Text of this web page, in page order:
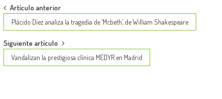
Post
navigation
Artículo anterior
Plácido Díez analiza la tragedia de ‘Mcbeth’, de William Shakespeare
Siguiente artículo
Vandalizan la prestigiosa clínica MEDYR en Madrid